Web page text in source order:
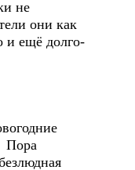
не
они как
и ещё долго-
Пора